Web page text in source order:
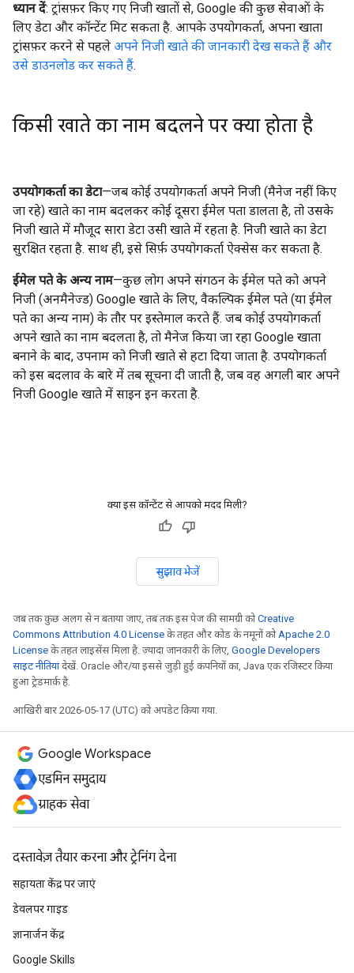
ध्यान दें: ट्रांसफ़र किए गए निजी खातों से, Google की कुछ सेवाओं के
लिए डेटा और कॉन्टेंट मिट सकता है. आपके उपयोगकर्ता, अपना खाता
ट्रांसफ़र करने से पहले अपने निजी खाते की जानकारी देख सकते हैं और
उसे डाउनलोड कर सकते हैं.
किसी खाते का नाम बदलने पर क्या होता है
उपयोगकर्ता का डेटा—जब कोई उपयोगकर्ता अपने निजी (मैनेज नहीं किए
जा रहे) खाते का नाम बदलकर कोई दूसरा ईमेल पता डालता है, तो उसके
निजी खाते में मौजूद सारा डेटा उसी खाते में रहता है. निजी खाते का डेटा
सुरक्षित रहता है. साथ ही, इसे सिर्फ़ उपयोगकर्ता ऐक्सेस कर सकता है.
ईमेल पते के अन्य नाम—कुछ लोग अपने संगठन के ईमेल पते को अपने
निजी (अनमैनेज्ड) Google खाते के लिए, वैकल्पिक ईमेल पते (या ईमेल
पते का अन्य नाम) के तौर पर इस्तेमाल करते हैं. जब कोई उपयोगकर्ता
अपने खाते का नाम बदलता है, तो मैनेज किया जा रहा Google खाता
बनाने के बाद, उपनाम को निजी खाते से हटा दिया जाता है. उपयोगकर्ता
को इस बदलाव के बारे में तब सूचना दी जाती है, जब वह अगली बार अपने
निजी Google खाते में साइन इन करता है.
क्या इस कॉन्टेंट से आपको मदद मिली?
सुझाव भेजें
जब तक कुछ अलग से न बताया जाए, तब तक इस पेज की सामग्री कोCreative
Commons Attribution 4.0 License के तहत और कोड के नमूनों कोApache 2.0
License के तहत लाइसेंस मिला है. ज़्यादा जानकारी के लिए, Google Developers
साइट नीतियांदेखें. Oracle और/या इससे जुड़ी हुई कंपनियों का, Java एक रजिस्टर किया
हुआ ट्रेडमार्क है.
आखिरी बार 2026-05-17 (UTC) को अपडेट किया गया.
Google Workspace
एडमिन समुदाय
ग्राहक सेवा
दस्तावेज़ तैयार करना और ट्रेनिंग देना
सहायता केंद्र पर जाएं
डेवलपर गाइड
ज्ञानार्जन केंद्र
Google Skills